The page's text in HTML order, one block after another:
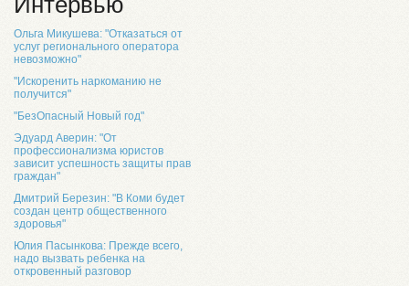
Ольга Микушева: "Отказаться от
услуг регионального оператора
невозможно"
"Искоренить наркоманию не
получится"
"БезОпасный Новый год"
Эдуард Аверин: "От
профессионализма юристов
зависит успешность защиты прав
граждан"
Дмитрий Березин: "В Коми будет
создан центр общественного
здоровья"
Юлия Пасынкова: Прежде всего,
надо вызвать ребенка на
откровенный разговор